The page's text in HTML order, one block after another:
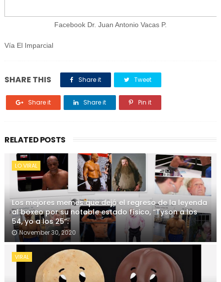
Facebook Dr. Juan Antonio Vacas P.
Vía El Imparcial
SHARE THIS Share it Tweet
Share it Share it Pin it
RELATED POSTS
LO VIRAL
Los mejores memes que dejó el regreso de la leyenda
al boxeo por su notable estado físico, “Tyson a los
54, yo a los 25”:
November 30, 2020
VIRAL